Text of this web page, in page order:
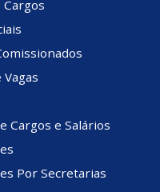
Cargos e Salários
Por Secretarias